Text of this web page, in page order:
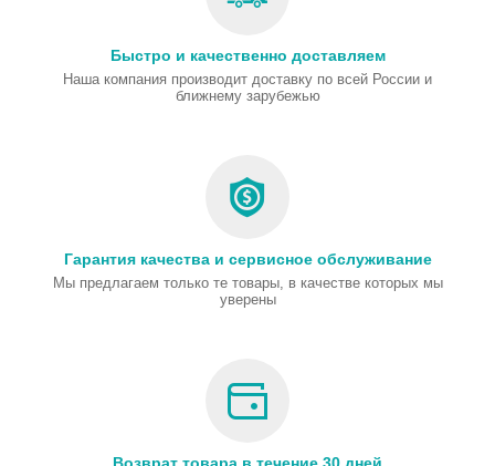
Быстро и качественно доставляем
Наша компания производит доставку по всей России и
ближнему зарубежью
Гарантия качества и сервисное обслуживание
Мы предлагаем только те товары, в качестве которых мы
уверены